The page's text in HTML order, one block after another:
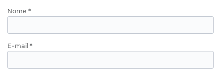
Nome *
E-mail *